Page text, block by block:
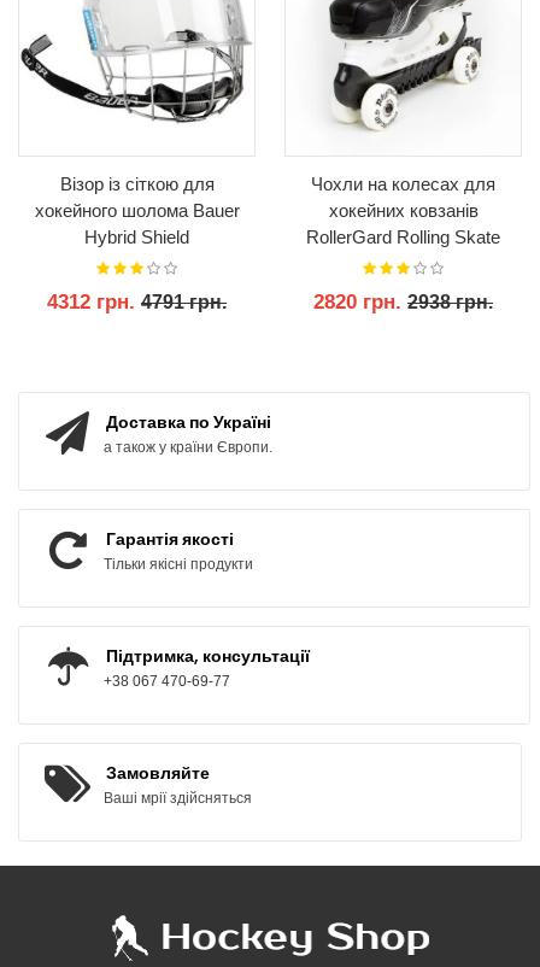
Візор із сіткою для
хокейного шолома Bauer
Hybrid Shield
4312 грн. 4791 грн.
Чохли на колесах для
хокейних ковзанів
RollerGard Rolling Skate
Guards
2820 грн. 2938 грн.
Доставка по Україні
а також у країни Європи.
Гарантія якості
Тільки якісні продукти
Підтримка, консультації
+38 067 470-69-77
Замовляйте
Ваші мрії здійсняться